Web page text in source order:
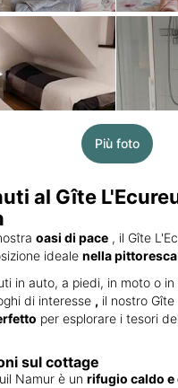
Più foto
al Gîte
oasi di pace , il Gîte
ideale nella
in auto, a piedi, in moto o
di interesse , il nostro
per esplorare i tesori
sul cottage
Namur è un rifugio caldo